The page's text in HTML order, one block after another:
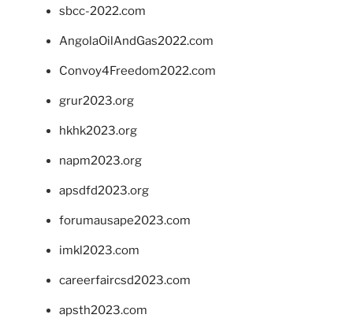
sbcc-2022.com
AngolaOilAndGas2022.com
Convoy4Freedom2022.com
grur2023.org
hkhk2023.org
napm2023.org
apsdfd2023.org
forumausape2023.com
imkl2023.com
careerfaircsd2023.com
apsth2023.com